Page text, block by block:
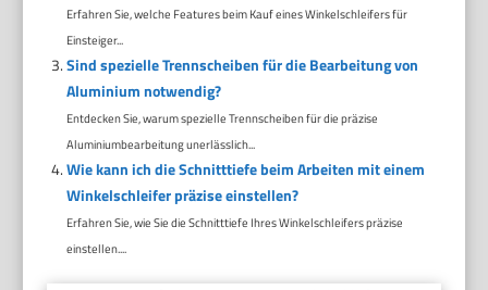
Erfahren Sie, welche Features beim Kauf eines Winkelschleifers für
Einsteiger...
Sind spezielle Trennscheiben für die Bearbeitung von
Aluminium notwendig?
Entdecken Sie, warum spezielle Trennscheiben für die präzise
Aluminiumbearbeitung unerlässlich...
Wie kann ich die Schnitttiefe beim Arbeiten mit einem
Winkelschleifer präzise einstellen?
Erfahren Sie, wie Sie die Schnitttiefe Ihres Winkelschleifers präzise
einstellen....